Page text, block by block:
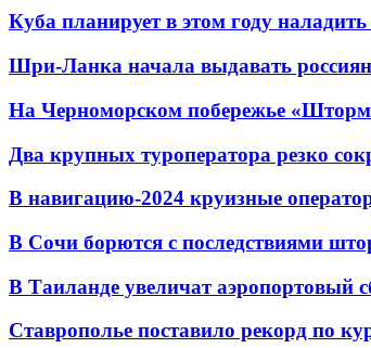
Куба планирует в этом году
Шри-Ланка начала выдавать
На Черноморском побережье «Шторм
Два крупных туроператора резко
В навигацию-2024 круизные
В Сочи борются с последствиями
В Таиланде увеличат аэропортовый
Ставрополье поставило рекорд по